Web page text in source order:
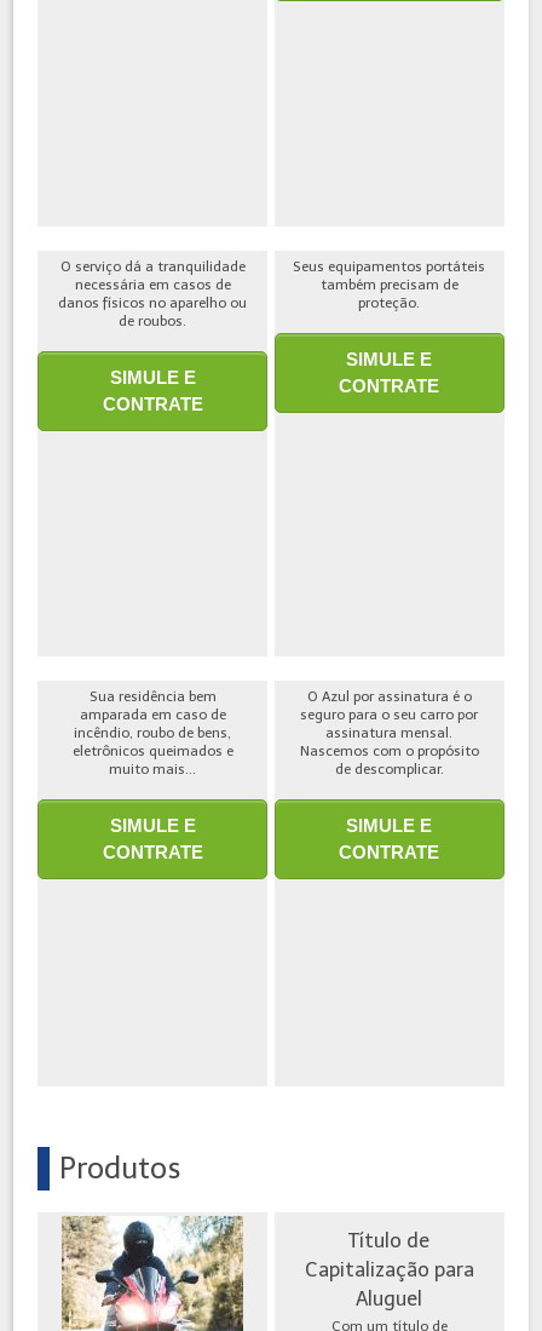
O serviço dá a tranquilidade
necessária em casos de
danos físicos no aparelho ou
de roubos.
SIMULE E
CONTRATE
Seus equipamentos portáteis
também precisam de
proteção.
SIMULE E
CONTRATE
Sua residência bem
amparada em caso de
incêndio, roubo de bens,
eletrônicos queimados e
muito mais...
SIMULE E
CONTRATE
O Azul por assinatura é o
seguro para o seu carro por
assinatura mensal.
Nascemos com o propósito
de descomplicar.
SIMULE E
CONTRATE
Produtos
Título de
Capitalização para
Aluguel
Com um título de